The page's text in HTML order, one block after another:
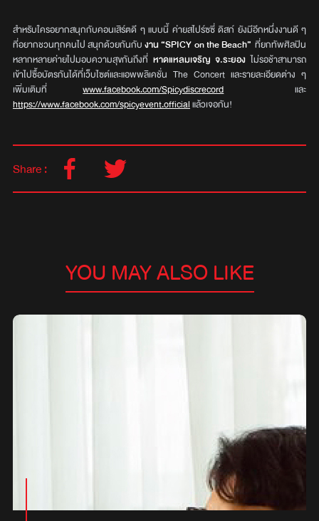
สำหรับใครอยากสนุกกับคอนเสิร์ตดี ๆ แบบนี้ ค่ายสไปร์ซซี่ ดิสก์ ยังมีอีกหนึ่งงานดี ๆ
ที่อยากชวนทุกคนไป สนุกด้วยกันกับงาน “SPICY on the Beach” ที่ยกทัพศิลปิน
หลากหลายค่ายไปมอบความสุขกันถึงที่ หาดแหลมเจริญ จ.ระยอง ไม่รอช้าสามารถ
เข้าไปซื้อบัตรกันได้ที่เว็บไซต์และแอพพลิเคชั่น The Concert และรายละเอียดต่าง ๆ
เพิ่มเติมที่www.facebook.com/Spicydiscrecordและ
https://www.facebook.com/spicyevent.officialแล้วเจอกัน!
Share :
YOU MAY ALSO LIKE